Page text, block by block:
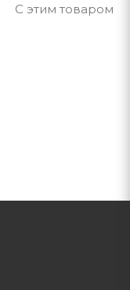
С этим товаром